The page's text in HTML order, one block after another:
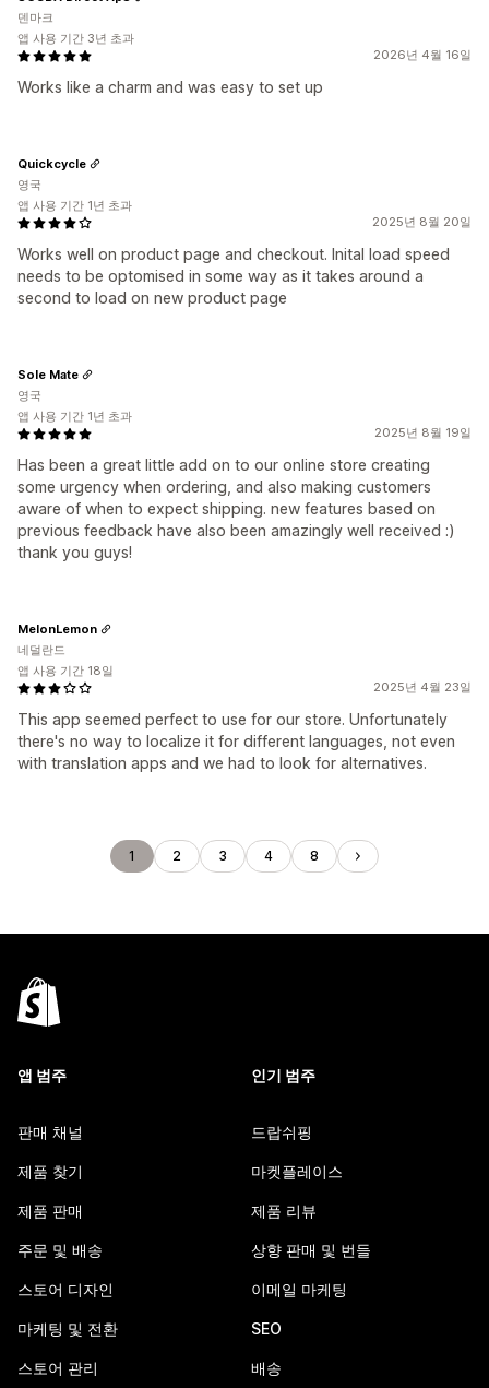
2026년 4월 16일
Works like a charm and was easy to set up
덴마크
앱 사용 기간 3년 초과
2025년 8월 20일
Works well on product page and checkout. Inital load speed
needs to be optomised in some way as it takes around a
second to load on new product page
Quickcycle
영국
앱 사용 기간 1년 초과
2025년 8월 19일
Has been a great little add on to our online store creating
some urgency when ordering, and also making customers
aware of when to expect shipping. new features based on
previous feedback have also been amazingly well received :)
thank you guys!
Sole Mate
영국
앱 사용 기간 1년 초과
2025년 4월 23일
This app seemed perfect to use for our store. Unfortunately
there's no way to localize it for different languages, not even
with translation apps and we had to look for alternatives.
MelonLemon
네덜란드
앱 사용 기간 18일
1 2 3 4 8
앱 범주
판매 채널
제품 찾기
제품 판매
주문 및 배송
스토어 디자인
마케팅 및 전환
스토어 관리
인기 범주
드랍쉬핑
마켓플레이스
제품 리뷰
상향 판매 및 번들
이메일 마케팅
SEO
배송